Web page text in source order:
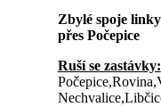
Zbylé spoje
přes Počepice
Ruší se zastávky: